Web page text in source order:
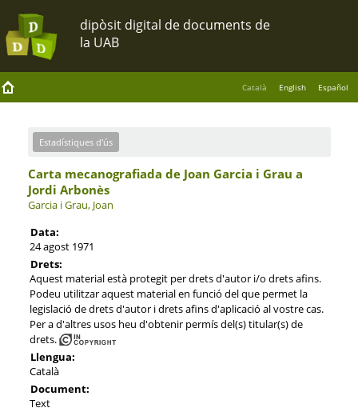
Català English Español
Estadístiques d'ús
Carta mecanografiada de Joan Garcia i Grau a
Jordi Arbonès
Garcia i Grau, Joan
Data:
24 agost 1971
Drets:
Aquest material està protegit per drets d'autor i/o drets afins.
Podeu utilitzar aquest material en funció del que permet la
legislació de drets d'autor i drets afins d'aplicació al vostre cas.
Per a d'altres usos heu d'obtenir permís del(s) titular(s) de
drets.
Llengua:
Català
Document:
Text